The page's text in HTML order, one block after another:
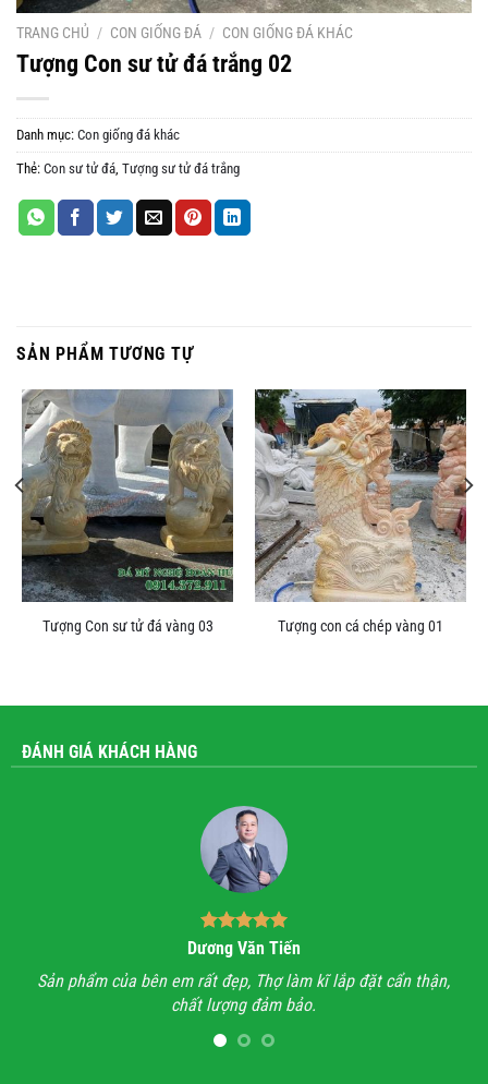
TRANG CHỦ / CON GIỐNG ĐÁ / CON GIỐNG ĐÁ KHÁC
Tượng Con sư tử đá trắng 02
Danh mục: Con giống đá khác
Thẻ: Con sư tử đá, Tượng sư tử đá trắng
SẢN PHẨM TƯƠNG TỰ
Tượng Con sư tử đá vàng 03 Tượng con cá chép vàng 01
ĐÁNH GIÁ KHÁCH HÀNG
cẩn thận,
Bùi Quốc Trung
Anh đã đi xem rất nhiều những công trình lăng mộ
hết mọi công trình không thấy sự sắc sảo, tinh tế, họ
lăng mộ đá cho có, không quan tâm đến thẩm mỹ